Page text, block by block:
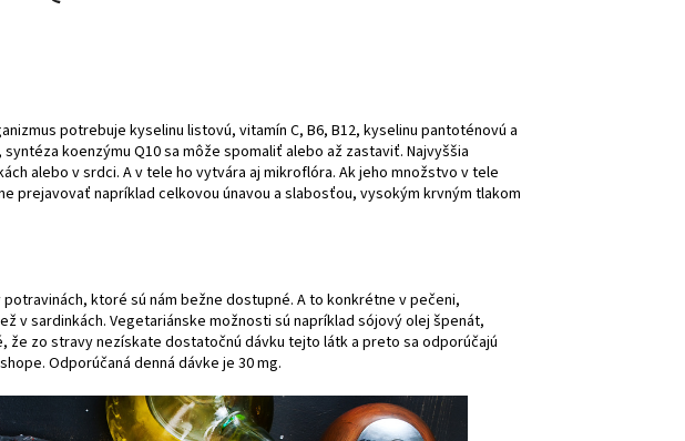
potrebuje kyselinu listovú, vitamín C, B6, B12, kyselinu pantoténovú a
koenzýmu Q10 sa môže spomaliť alebo až zastaviť. Najvyššia
alebo v srdci. A v tele ho vytvára aj mikroflóra. Ak jeho množstvo v tele
prejavovať napríklad celkovou únavou a slabosťou, vysokým krvným tlakom
ktoré sú nám bežne dostupné. A to konkrétne v pečeni,
v sardinkách. Vegetariánske možnosti sú napríklad sójový olej špenát,
zo stravy nezískate dostatočnú dávku tejto látk a preto sa odporúčajú
Odporúčaná denná dávke je 30 mg.